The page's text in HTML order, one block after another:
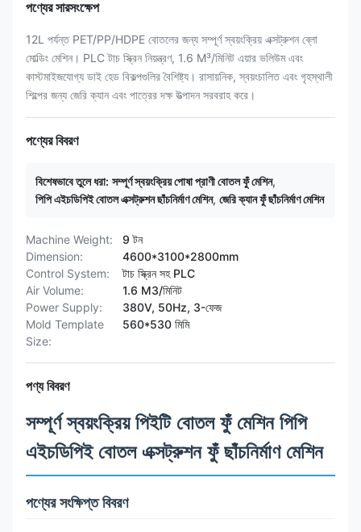
পণ্যের সারসংক্ষেপ
12L পর্যন্ত PET/PP/HDPE বোতলের জন্য সম্পূর্ণ স্বয়ংক্রিয় এক্সট্রুশন ব্লো
মোল্ডিং মেশিন। PLC টাচ স্ক্রিন নিয়ন্ত্রণ, 1.6 M³/মিনিট এয়ার ভলিউম এবং
কাস্টমাইজযোগ্য ডাই হেড বিকল্পগুলির বৈশিষ্ট্য। রাসায়নিক, স্বয়ংচালিত এবং গৃহস্থালী
শিল্পের জন্য জেরি ক্যান এবং পাত্রের দক্ষ উত্পাদন সরবরাহ করে।
পণ্যের বিবরণ
বিশেষভাবে তুলে ধরা: সম্পূর্ণ স্বয়ংক্রিয় পোষা প্রাণী বোতল ফুঁ মেশিন,
পিপি এইচডিপিই বোতল এক্সট্রুশন ছাঁচনির্মাণ মেশিন, জেরি ক্যান ফুঁ ছাঁচনির্মাণ মেশিন
Machine Weight:
9 টন
Dimension:
4600*3100*2800mm
Control System:
টাচ স্ক্রিন সহ PLC
Air Volume:
1.6 M3/মিনিট
Power Supply:
380V, 50Hz, 3-ফেজ
Mold Template
Size:
560*530 মিমি
পণ্য বিবরণ
সম্পূর্ণ স্বয়ংক্রিয় পিইটি বোতল ফুঁ মেশিন পিপি
এইচডিপিই বোতল এক্সট্রুশন ফুঁ ছাঁচনির্মাণ মেশিন
পণ্যের সংক্ষিপ্ত বিবরণ